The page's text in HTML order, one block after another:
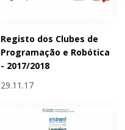
Registo dos Clubes de
Programação e Robótica
- 2017/2018
29.11.17